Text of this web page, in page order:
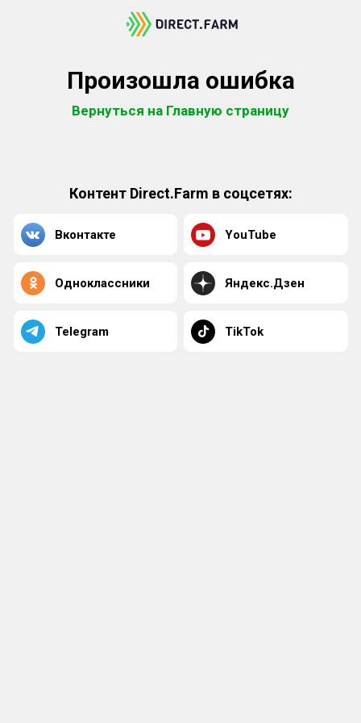
Произошла ошибка
Вернуться на Главную страницу
Контент Direct.Farm в соцсетях:
Вконтакте YouTube
Одноклассники Яндекс.Дзен
Telegram TikTok